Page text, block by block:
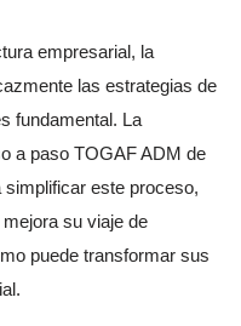
empresarial, la
las estrategias de
fundamental. La
a paso TOGAF ADM de
este proceso,
su viaje de
puede transformar sus